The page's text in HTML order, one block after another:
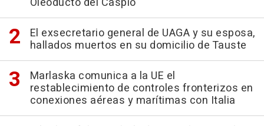
El exsecretario general de UAGA y su esposa,
hallados muertos en su domicilio de Tauste
Marlaska comunica a la UE el
restablecimiento de controles fronterizos en
conexiones aéreas y marítimas con Italia